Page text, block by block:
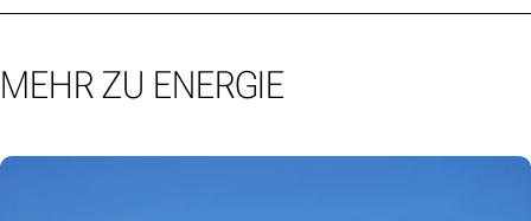
MEHR ZU ENERGIE